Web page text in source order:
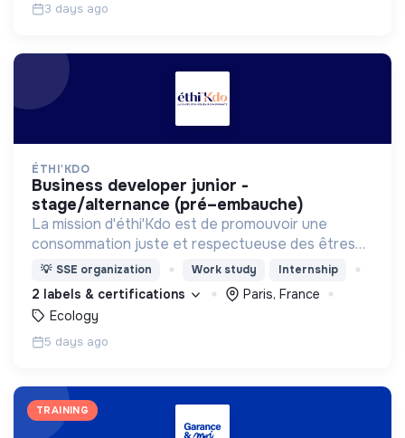
3 days ago
ÉTHI'KDO
business developer junior -
stage/alternance (pré–embauche)
La mission d'éthi'Kdo est de promouvoir une
consommation juste et respectueuse des êtres
vivants et de la planète
💡 SSE organization Work study Internship
2 labels & certifications
Paris, France
Ecology
5 days ago
TRAINING